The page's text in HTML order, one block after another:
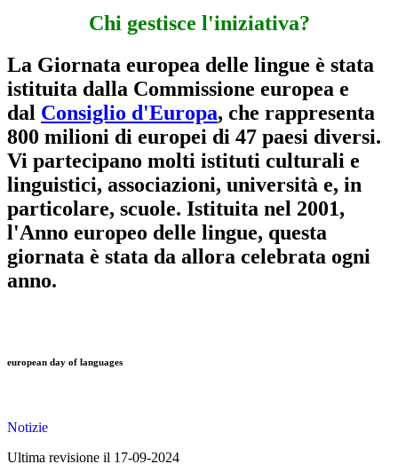
Chi gestisce l'iniziativa?
La Giornata europea delle lingue è stata
istituita dalla Commissione europea e
dal Consiglio d'Europa, che rappresenta
800 milioni di europei di 47 paesi diversi.
Vi partecipano molti istituti culturali e
linguistici, associazioni, università e, in
particolare, scuole. Istituita nel 2001,
l'Anno europeo delle lingue, questa
giornata è stata da allora celebrata ogni
anno.
european day of languages
Notizie
Ultima revisione il 17-09-2024